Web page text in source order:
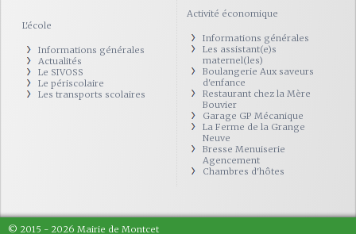
L'école
Informations générales
Actualités
Le SIVOSS
Le périscolaire
Les transports scolaires
Activité économique
Informations générales
Les assistant(e)s
maternel(les)
Boulangerie Aux saveurs
d'enfance
Restaurant chez la Mère
Bouvier
Garage GP Mécanique
La Ferme de la Grange
Neuve
Bresse Menuiserie
Agencement
Chambres d'hôtes
© 2015 - 2026 Mairie de Montcet